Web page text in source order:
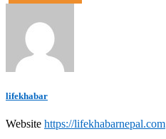
lifekhabar
Website https://lifekhabarnepal.com